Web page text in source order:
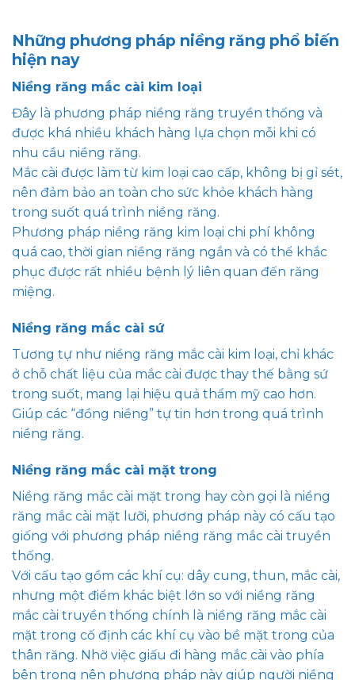
Những phương pháp niềng răng phổ biến
hiện nay
Niềng răng mắc cài kim loại
Đây là phương pháp niềng răng truyền thống và
được khá nhiều khách hàng lựa chọn mỗi khi có
nhu cầu niềng răng.
Mắc cài được làm từ kim loại cao cấp, không bị gỉ sét,
nên đảm bảo an toàn cho sức khỏe khách hàng
trong suốt quá trình niềng răng.
Phương pháp niềng răng kim loại chi phí không
quá cao, thời gian niềng răng ngắn và có thể khắc
phục được rất nhiều bệnh lý liên quan đến răng
miệng.
Niềng răng mắc cài sứ
Tương tự như niềng răng mắc cài kim loại, chỉ khác
ở chỗ chất liệu của mắc cài được thay thế bằng sứ
trong suốt, mang lại hiệu quả thẩm mỹ cao hơn.
Giúp các “đồng niềng” tự tin hơn trong quá trình
niềng răng.
Niềng răng mắc cài mặt trong
Niềng răng mắc cài mặt trong hay còn gọi là niềng
răng mắc cài mặt lưỡi, phương pháp này có cấu tạo
giống với phương pháp niềng răng mắc cài truyền
thống.
Với cấu tạo gồm các khí cụ: dây cung, thun, mắc cài,
nhưng một điểm khác biệt lớn so với niềng răng
mắc cài truyền thống chính là niềng răng mắc cài
mặt trong cố định các khí cụ vào bề mặt trong của
thân răng. Nhờ việc giấu đi hàng mắc cài vào phía
bên trong nên phương pháp này giúp người niềng